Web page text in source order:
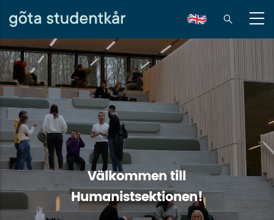
Hoppa
till
huvudinnehåll
en
Välkommen till
Humanistsektionen!